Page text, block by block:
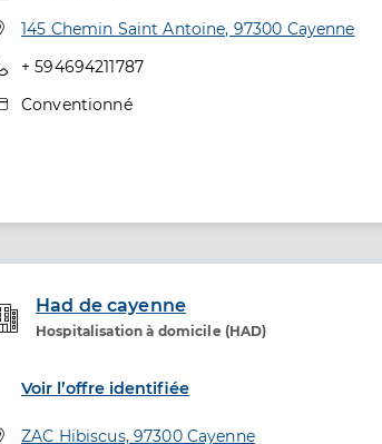
Adresse
145 Chemin Saint Antoine, 97300 Cayenne
Téléphone
+ 594694211787
Type de convention
Conventionné
Had de cayenne
Hospitalisation à domicile (HAD)
Etablissement de soins
Voir l’offre identifiée
Adresse
ZAC Hibiscus, 97300 Cayenne